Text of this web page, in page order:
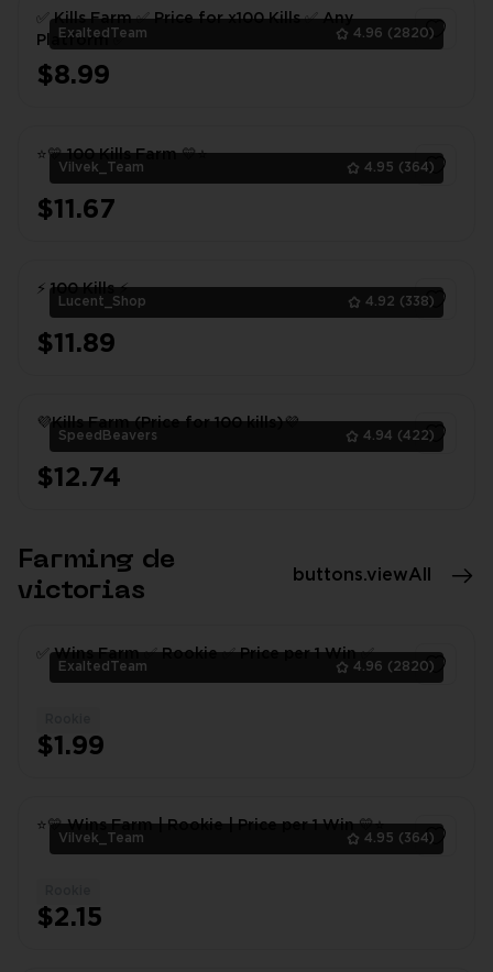
ExaltedTeam 4.96 (2820)
✅ Kills Farm ✅ Price for x100 Kills ✅ Any
Platform ✅
$8.99
Vilvek_Team 4.95 (364)
⭐💛 100 Kills Farm 💛⭐
$11.67
Lucent_Shop 4.92 (338)
⚡ 100 Kills ⚡
$11.89
SpeedBeavers 4.94 (422)
💜Kills Farm (Price for 100 kills)💜
$12.74
Farming de
victorias
buttons.viewAll
ExaltedTeam 4.96 (2820)
✅ Wins Farm ✅ Rookie ✅ Price per 1 Win ✅
$1.99
Vilvek_Team 4.95 (364)
⭐💛 Wins Farm | Rookie | Price per 1 Win 💛⭐
$2.15